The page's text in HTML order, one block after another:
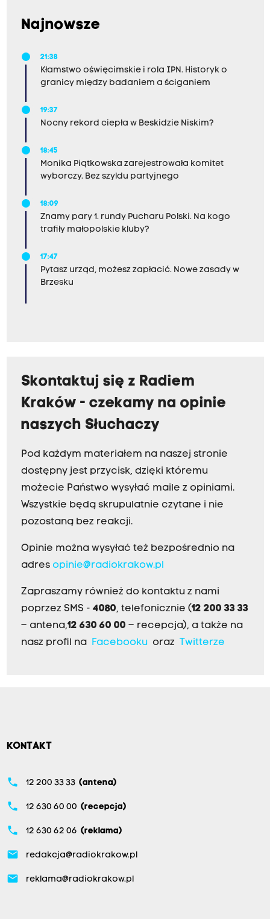
Najnowsze
21:38
Kłamstwo oświęcimskie i rola IPN. Historyk o
granicy między badaniem a ściganiem
19:37
Nocny rekord ciepła w Beskidzie Niskim?
18:45
Monika Piątkowska zarejestrowała komitet
wyborczy. Bez szyldu partyjnego
18:09
Znamy pary 1. rundy Pucharu Polski. Na kogo
trafiły małopolskie kluby?
17:47
Pytasz urząd, możesz zapłacić. Nowe zasady w
Brzesku
Skontaktuj się z Radiem
Kraków - czekamy na opinie
naszych Słuchaczy
Pod każdym materiałem na naszej stronie
dostępny jest przycisk, dzięki któremu
możecie Państwo wysyłać maile z opiniami.
Wszystkie będą skrupulatnie czytane i nie
pozostaną bez reakcji.
Opinie można wysyłać też bezpośrednio na
adres opinie@radiokrakow.pl
Zapraszamy również do kontaktu z nami
poprzez SMS - 4080, telefonicznie (12 200 33 33
– antena,12 630 60 00 – recepcja), a także na
nasz profil na Facebookuoraz Twitterze
KONTAKT
phone 12 200 33 33 (antena)
phone 12 630 60 00 (recepcja)
phone 12 630 62 06 (reklama)
email redakcja@radiokrakow.pl
email reklama@radiokrakow.pl